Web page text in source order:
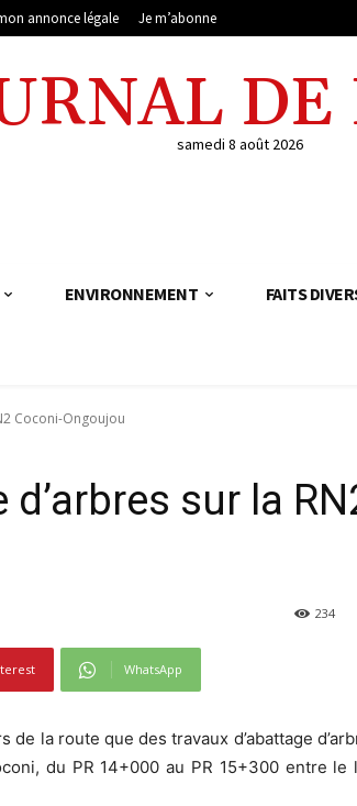
annonce légale Je m’abonne
DE
samedi 8 août 2026
ENVIRONNEMENT FAITS
Coconi-Ongoujou
sur la
234
WhatsApp
la route que des travaux d’abattage
du PR 14+000 au PR 15+300 entre le